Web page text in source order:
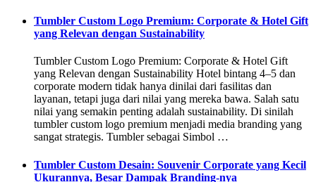
Tumbler Custom Logo Premium: Corporate & Hotel Gift
yang Relevan dengan Sustainability
Tumbler Custom Logo Premium: Corporate & Hotel Gift
yang Relevan dengan Sustainability Hotel bintang 4–5 dan
corporate modern tidak hanya dinilai dari fasilitas dan
layanan, tetapi juga dari nilai yang mereka bawa. Salah satu
nilai yang semakin penting adalah sustainability. Di sinilah
tumbler custom logo premium menjadi media branding yang
sangat strategis. Tumbler sebagai Simbol …
Tumbler Custom Desain: Souvenir Corporate yang Kecil
Ukurannya, Besar Dampak Branding-nya